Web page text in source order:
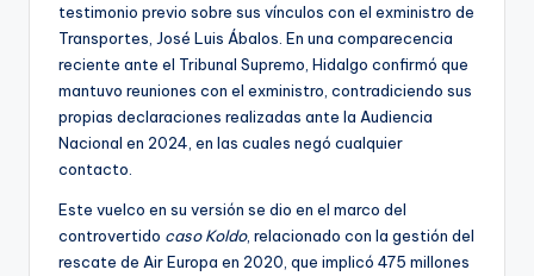
testimonio previo sobre sus vínculos con el exministro de
Transportes, José Luis Ábalos. En una comparecencia
reciente ante el Tribunal Supremo, Hidalgo confirmó que
mantuvo reuniones con el exministro, contradiciendo sus
propias declaraciones realizadas ante la Audiencia
Nacional en 2024, en las cuales negó cualquier
contacto.
Este vuelco en su versión se dio en el marco del
controvertido caso Koldo, relacionado con la gestión del
rescate de Air Europa en 2020, que implicó 475 millones